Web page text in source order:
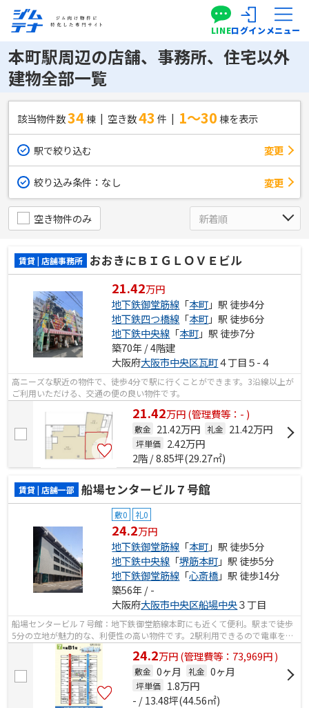
LINEログインメニュー
本町駅周辺の店舗、事務所、住宅以外
建物全部一覧
該当物件数34棟 空き数43 件 1～30棟を表示
駅で絞り込む 変更
絞り込み条件： なし 変更
空き物件のみ
賃貸 | 店舗事務所 おおきにＢＩＧＬＯＶＥビル
21.42万円
地下鉄御堂筋線 「本町」駅 徒歩4分
地下鉄四つ橋線 「本町」駅 徒歩6分
地下鉄中央線 「本町」駅 徒歩7分
築70年 / 4階建
大阪府大阪市中央区瓦町４丁目５-４
高ニーズな駅近の物件で、徒歩4分で駅に行くことができます。3沿線以上が
ご利用いただける、交通の便の良い物件です。
21.42万円(管理費等：- )
敷金 21.42万円 礼金 21.42万円
坪単価 2.42万円
2階 / 8.85坪(29.27㎡)
賃貸 | 店舗一部 船場センタービル７号館
敷0 礼0
24.2万円
地下鉄御堂筋線 「本町」駅 徒歩5分
地下鉄中央線 「堺筋本町」駅 徒歩5分
地下鉄御堂筋線 「心斎橋」駅 徒歩14分
築56年 / -
大阪府大阪市中央区船場中央３丁目
船場センタービル７号館：地下鉄御堂筋線本町にも近くて便利。駅まで徒歩
5分の立地が魅力的な、利便性の高い物件です。2駅利用できるので電車をよ
く使う方におすすめな物件です。24.2万円(管理費等：73,969円 )
敷金 0ヶ月 礼金 0ヶ月
坪単価 1.8万円
- / 13.48坪(44.56㎡)